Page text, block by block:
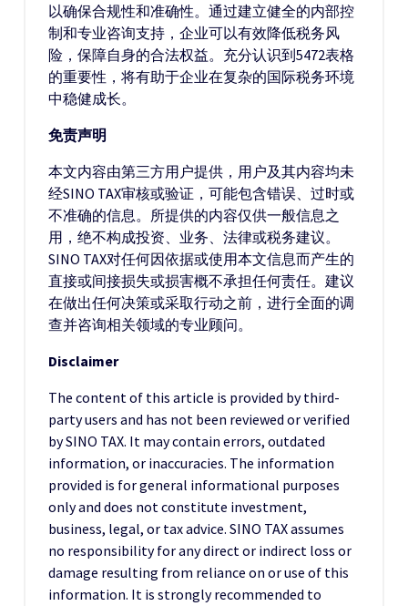
以确保合规性和准确性。通过建立健全的内部控
制和专业咨询支持，企业可以有效降低税务风
险，保障自身的合法权益。充分认识到5472表格
的重要性，将有助于企业在复杂的国际税务环境
中稳健成长。
免责声明
本文内容由第三方用户提供，用户及其内容均未
经SINO TAX审核或验证，可能包含错误、过时或
不准确的信息。所提供的内容仅供一般信息之
用，绝不构成投资、业务、法律或税务建议。
SINO TAX对任何因依据或使用本文信息而产生的
直接或间接损失或损害概不承担任何责任。建议
在做出任何决策或采取行动之前，进行全面的调
查并咨询相关领域的专业顾问。
Disclaimer
The content of this article is provided by third-
party users and has not been reviewed or verified
by SINO TAX. It may contain errors, outdated
information, or inaccuracies. The information
provided is for general informational purposes
only and does not constitute investment,
business, legal, or tax advice. SINO TAX assumes
no responsibility for any direct or indirect loss or
damage resulting from reliance on or use of this
information. It is strongly recommended to